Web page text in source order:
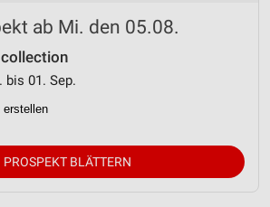
ab Mi. den 05.08.
bis 01. Sep.
erstellen
PROSPEKT BLÄTTERN